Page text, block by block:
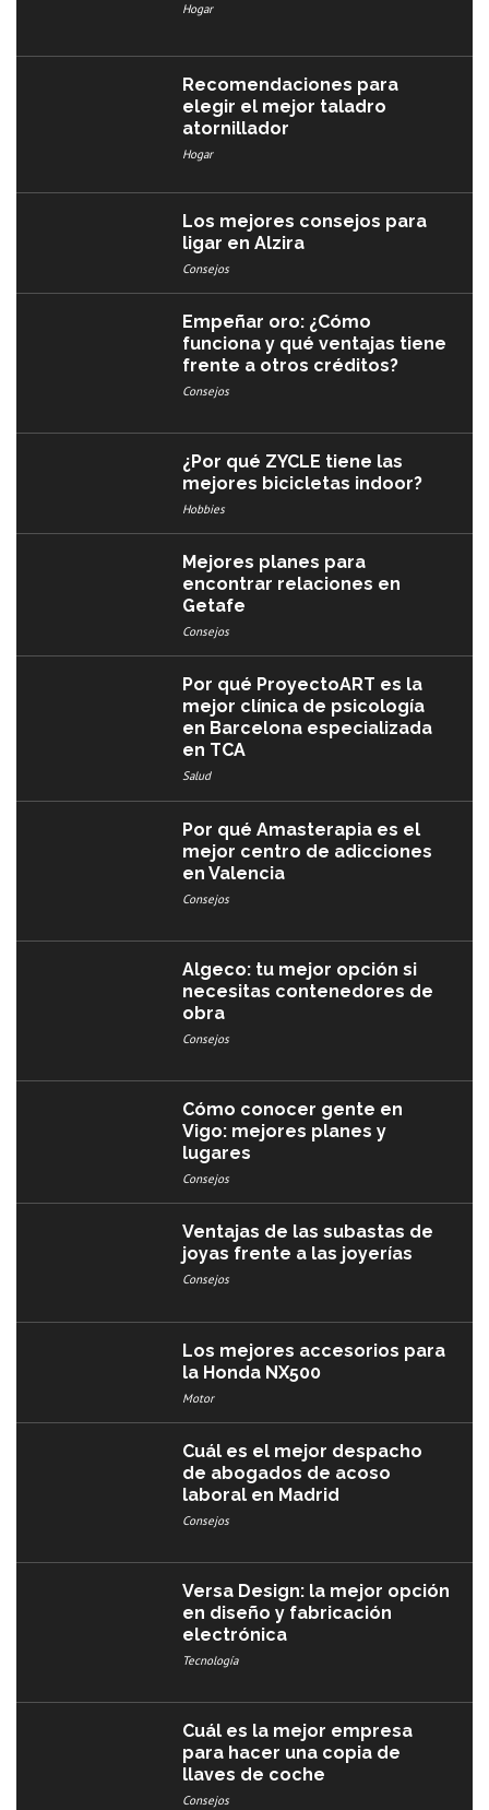
Hogar
Recomendaciones para
elegir el mejor taladro
atornillador
Hogar
Los mejores consejos para
ligar en Alzira
Consejos
Empeñar oro: ¿Cómo
funciona y qué ventajas tiene
frente a otros créditos?
Consejos
¿Por qué ZYCLE tiene las
mejores bicicletas indoor?
Hobbies
Mejores planes para
encontrar relaciones en
Getafe
Consejos
Por qué ProyectoART es la
mejor clínica de psicología
en Barcelona especializada
en TCA
Salud
Por qué Amasterapia es el
mejor centro de adicciones
en Valencia
Consejos
Algeco: tu mejor opción si
necesitas contenedores de
obra
Consejos
Cómo conocer gente en
Vigo: mejores planes y
lugares
Consejos
Ventajas de las subastas de
joyas frente a las joyerías
Consejos
Los mejores accesorios para
la Honda NX500
Motor
Cuál es el mejor despacho
de abogados de acoso
laboral en Madrid
Consejos
Versa Design: la mejor opción
en diseño y fabricación
electrónica
Tecnología
Cuál es la mejor empresa
para hacer una copia de
llaves de coche
Consejos